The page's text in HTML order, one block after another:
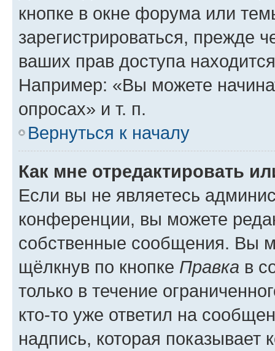
кнопке в окне форума или
зарегистрироваться, прежде
ваших прав доступа
Например: «Вы можете
опросах» и т. п.
Вернуться к началу
Как мне отредактировать
Если вы не являетесь
конференции, вы можете
собственные сообщения. Вы
щёлкнув по кнопке Правка в
только в течение
кто-то уже ответил на
надпись, которая показывает